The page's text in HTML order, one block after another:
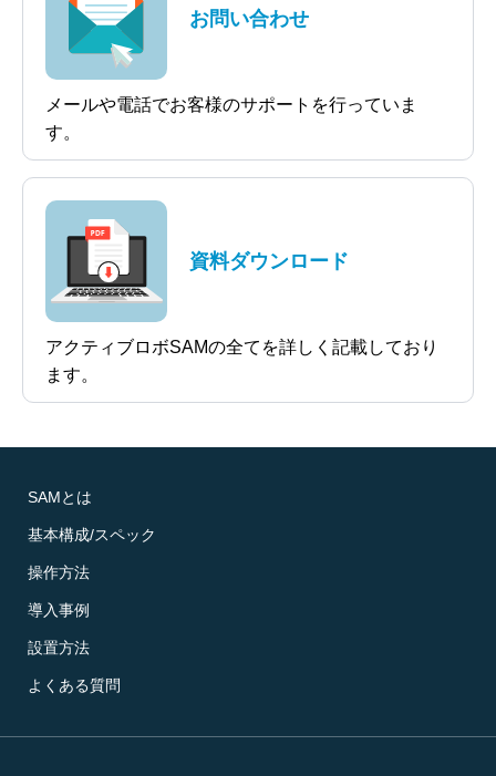
お問い合わせ
メールや電話でお客様のサポートを行っていま
す。
資料ダウンロード
アクティブロボSAMの全てを詳しく記載しており
ます。
SAMとは
基本構成/スペック
操作方法
導入事例
設置方法
よくある質問